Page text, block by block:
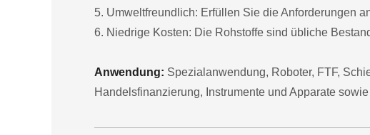
5. Umweltfreundlich: Erfüllen Sie die Anforderungen
6. Niedrige Kosten: Die Rohstoffe sind übliche
Anwendung: Spezialanwendung, Roboter, FTF,
Handelsfinanzierung, Instrumente und Apparate